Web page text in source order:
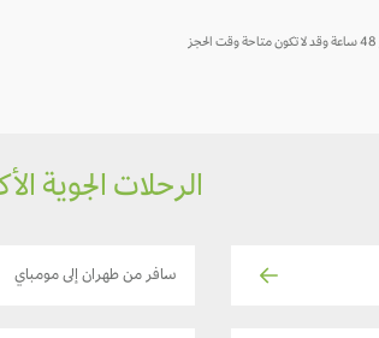
الرحلات الجوية
سافر من طهران إلى مومباي